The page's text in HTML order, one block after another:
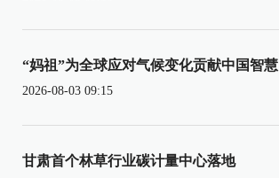
“妈祖”为全球应对气候变化贡献中国智慧
2026-08-03 09:15
甘肃首个林草行业碳计量中心落地